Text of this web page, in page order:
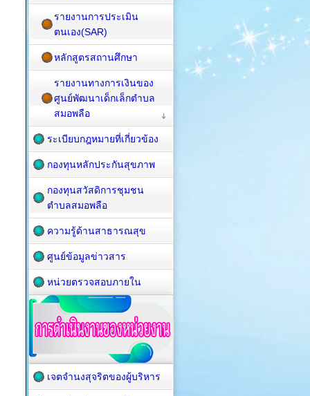
รายงานการประเมิน
ตนเอง(SAR)
หลักสูตรสถานศึกษา
รายงานทางการเงินของ
ศูนย์พัฒนาเด็กเล็กตำบล
สมอพลือ
ระเบียบกฎหมายที่เกี่ยวข้อง
กองทุนหลักประกันสุขภาพ
กองทุนสวัสดิการชุมชน
ตำบลสมอพลือ
ความรู้ด้านสาธารณสุข
ศูนย์ข้อมูลข่าวสาร
หน่วยตรวจสอบภายใน
เจตจำนงสุจริตของผู้บริหาร